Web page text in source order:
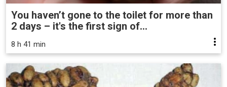
You haven’t gone to the toilet for more than
2 days – it's the first sign of...
8 h 41 min